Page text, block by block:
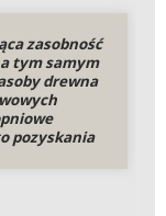
zasobność
tym samym
drewna
pozyskania